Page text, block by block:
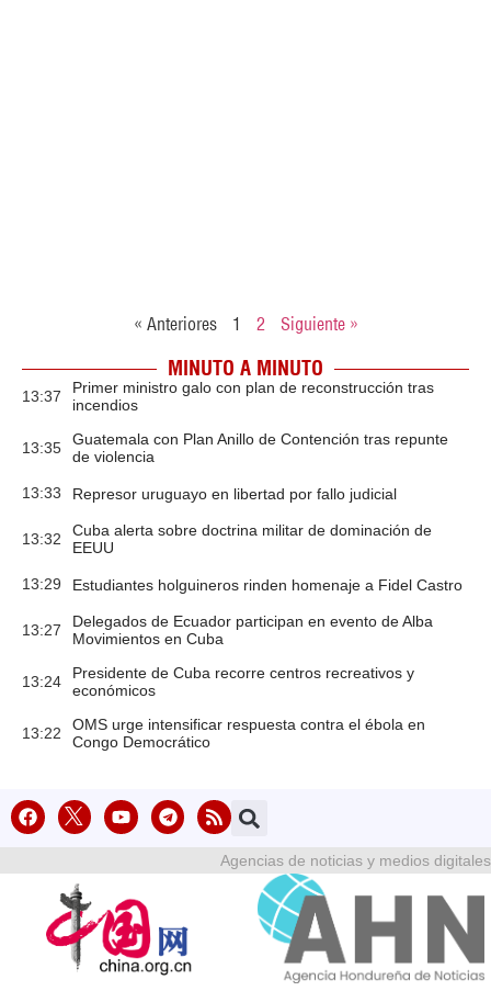
« Anteriores 1 2 Siguiente »
MINUTO A MINUTO
13:37
Primer ministro galo con plan de reconstrucción tras
incendios
13:35
Guatemala con Plan Anillo de Contención tras repunte
de violencia
13:33 Represor uruguayo en libertad por fallo judicial
13:32
Cuba alerta sobre doctrina militar de dominación de
EEUU
13:29 Estudiantes holguineros rinden homenaje a Fidel Castro
13:27
Delegados de Ecuador participan en evento de Alba
Movimientos en Cuba
13:24
Presidente de Cuba recorre centros recreativos y
económicos
13:22
OMS urge intensificar respuesta contra el ébola en
Congo Democrático
Agencias de noticias y medios digitales